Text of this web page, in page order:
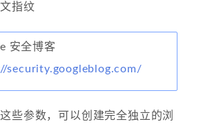
指纹
安全博客
security.googleblog.com/
些参数，可以创建完全独立的浏